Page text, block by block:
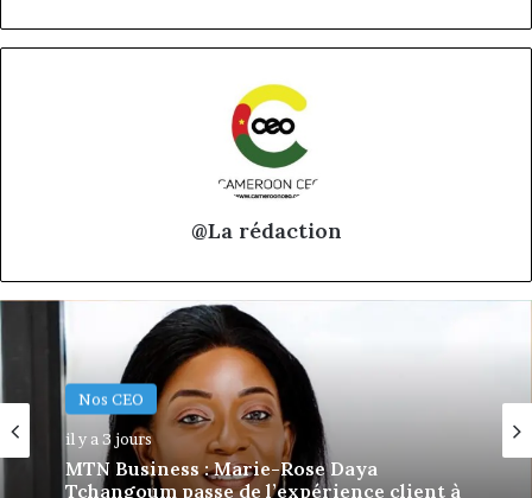
@La rédaction
Nos CEO
il y a 3 jours
Nos CEO
il y a 6 jours